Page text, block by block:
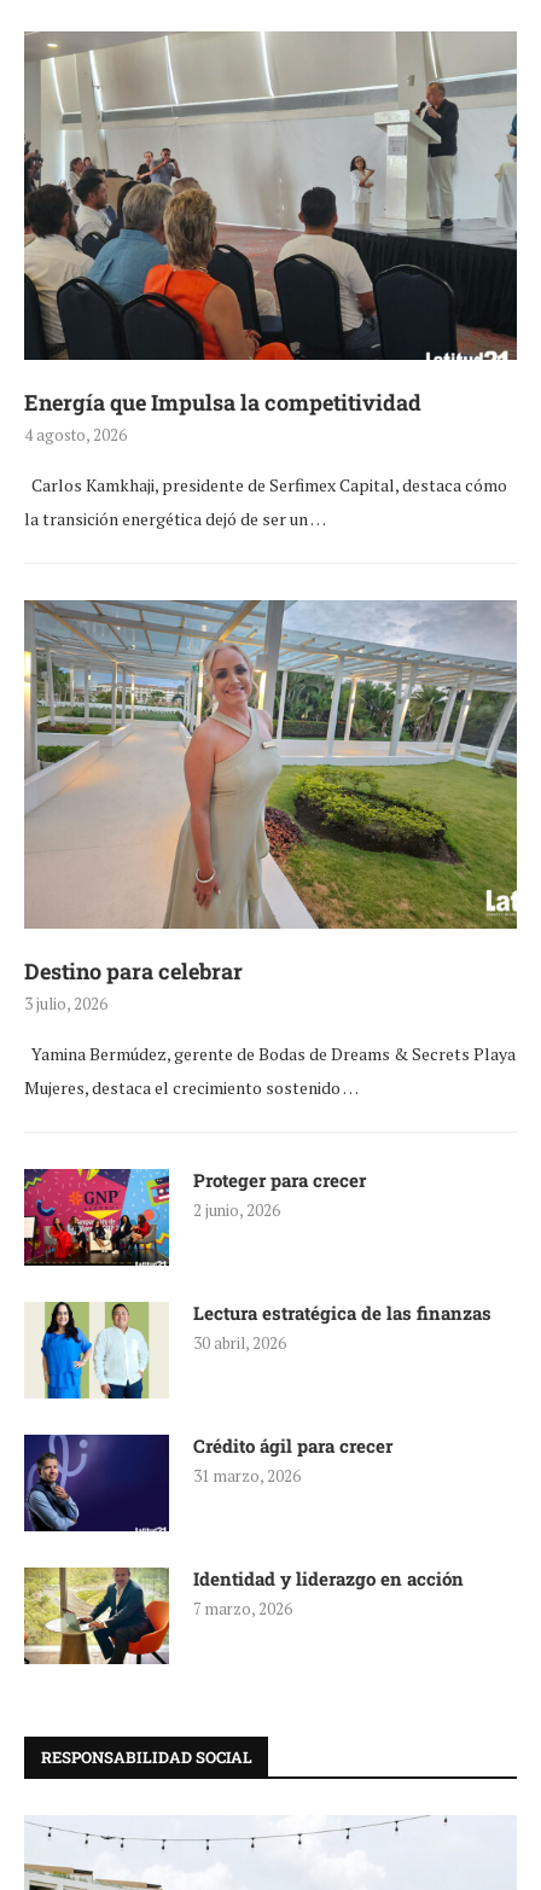
Energía que Impulsa la competitividad
4 agosto, 2026
Carlos Kamkhaji, presidente de Serfimex Capital, destaca cómo
la transición energética dejó de ser un …
Destino para celebrar
3 julio, 2026
Yamina Bermúdez, gerente de Bodas de Dreams & Secrets Playa
Mujeres, destaca el crecimiento sostenido …
Proteger para crecer
2 junio, 2026
Lectura estratégica de las finanzas
30 abril, 2026
Crédito ágil para crecer
31 marzo, 2026
Identidad y liderazgo en acción
7 marzo, 2026
RESPONSABILIDAD SOCIAL